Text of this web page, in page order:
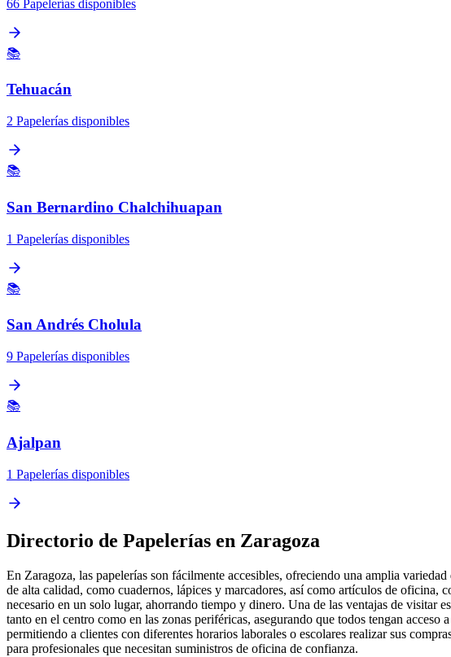
66 Papelerías disponibles
📚
Tehuacán
2 Papelerías disponibles
📚
San Bernardino Chalchihuapan
1 Papelerías disponibles
📚
San Andrés Cholula
9 Papelerías disponibles
📚
Ajalpan
1 Papelerías disponibles
Directorio de Papelerías en Zaragoza
En Zaragoza, las papelerías son fácilmente accesibles, ofreciendo una amplia
de alta calidad, como cuadernos, lápices y marcadores, así como artículos de
necesario en un solo lugar, ahorrando tiempo y dinero. Una de las ventajas de visitar
tanto en el centro como en las zonas periféricas, asegurando que todos tengan
permitiendo a clientes con diferentes horarios laborales o escolares realizar sus
para profesionales que necesitan suministros de oficina de confianza.